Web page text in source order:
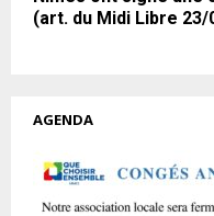
(art. du Midi Libre 23/
AGENDA